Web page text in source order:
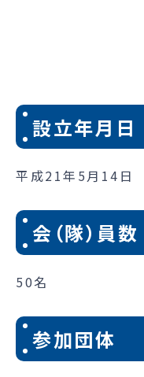
設立年月日
平成21年5月14日
会（隊）員数
50名
参加団体